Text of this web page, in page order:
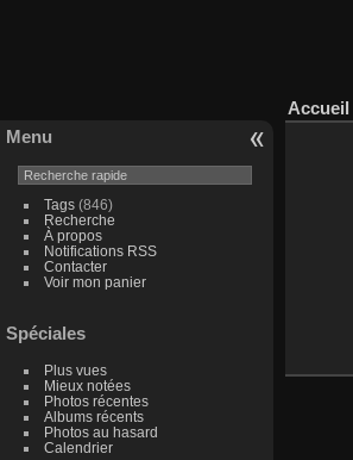
Menu
Tags(846)
Recherche
À propos
Notifications RSS
Contacter
Voir mon panier
Spéciales
Plus vues
Mieux notées
Photos récentes
Albums récents
Photos au hasard
Calendrier
Accueil